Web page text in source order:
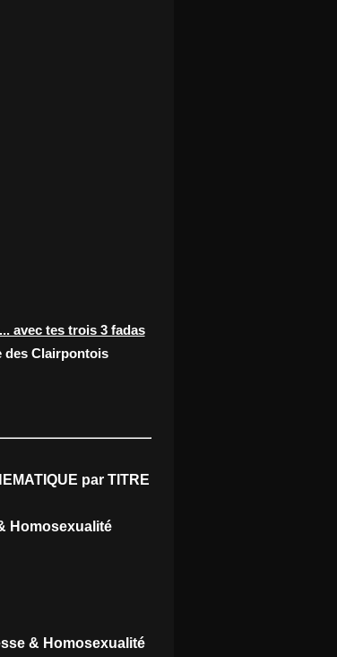
avec tes trois 3 fadas
des Clairpontois
par TITRE
Homosexualité
& Homosexualité